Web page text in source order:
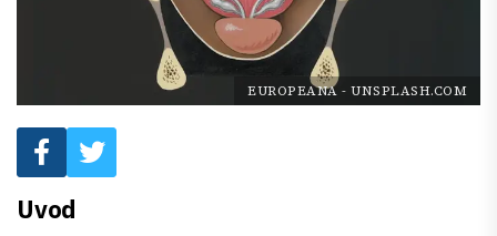
EUROPEANA - UNSPLASH.COM
Uvod